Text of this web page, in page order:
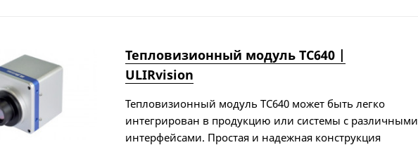
Тепловизионный модуль TC640 |
ULIRvision
Тепловизионный модуль TC640 может быть легко
интегрирован в продукцию или системы с различными
интерфейсами. Простая и надежная конструкция